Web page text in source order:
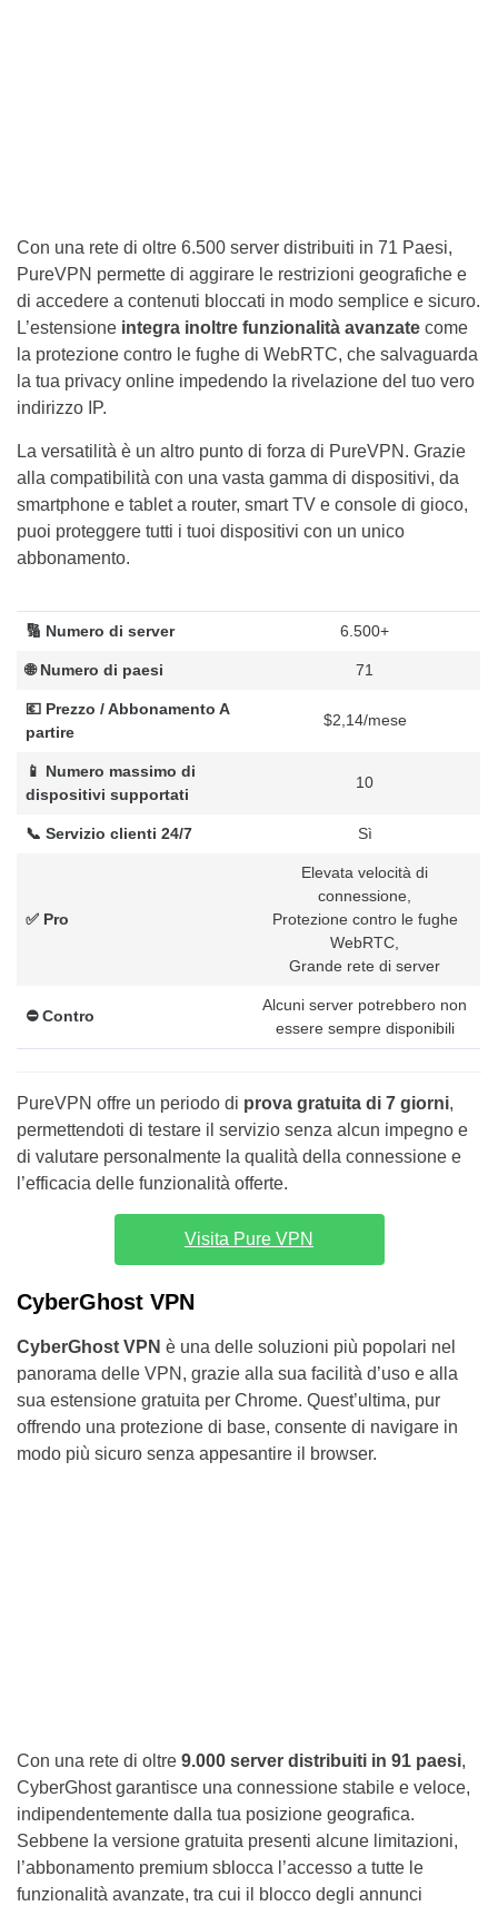
Con una rete di oltre 6.500 server distribuiti in 71 Paesi,
PureVPN permette di aggirare le restrizioni geografiche e
di accedere a contenuti bloccati in modo semplice e sicuro.
L’estensione integra inoltre funzionalità avanzate come
la protezione contro le fughe di WebRTC, che salvaguarda
la tua privacy online impedendo la rivelazione del tuo vero
indirizzo IP.
La versatilità è un altro punto di forza di PureVPN. Grazie
alla compatibilità con una vasta gamma di dispositivi, da
smartphone e tablet a router, smart TV e console di gioco,
puoi proteggere tutti i tuoi dispositivi con un unico
abbonamento.
🔢 Numero di server 6.500+
🌐 Numero di paesi 71
💶 Prezzo / Abbonamento A
partire
$2,14/mese
📱 Numero massimo di
dispositivi supportati
10
📞 Servizio clienti 24/7 Sì
✅ Pro
Elevata velocità di
connessione,
Protezione contro le fughe
WebRTC,
Grande rete di server
⛔️ Contro
Alcuni server potrebbero non
essere sempre disponibili
PureVPN offre un periodo di prova gratuita di 7 giorni,
permettendoti di testare il servizio senza alcun impegno e
di valutare personalmente la qualità della connessione e
l’efficacia delle funzionalità offerte.
Visita Pure VPN
CyberGhost VPN
CyberGhost VPN è una delle soluzioni più popolari nel
panorama delle VPN, grazie alla sua facilità d’uso e alla
sua estensione gratuita per Chrome. Quest’ultima, pur
offrendo una protezione di base, consente di navigare in
modo più sicuro senza appesantire il browser.
Con una rete di oltre 9.000 server distribuiti in 91 paesi,
CyberGhost garantisce una connessione stabile e veloce,
indipendentemente dalla tua posizione geografica.
Sebbene la versione gratuita presenti alcune limitazioni,
l’abbonamento premium sblocca l’accesso a tutte le
funzionalità avanzate, tra cui il blocco degli annunci